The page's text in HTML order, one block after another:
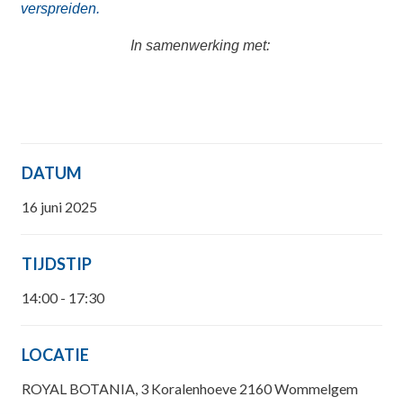
verspreiden.
In samenwerking met:
DATUM
16 juni 2025
TIJDSTIP
14:00 - 17:30
LOCATIE
ROYAL BOTANIA, 3 Koralenhoeve 2160 Wommelgem